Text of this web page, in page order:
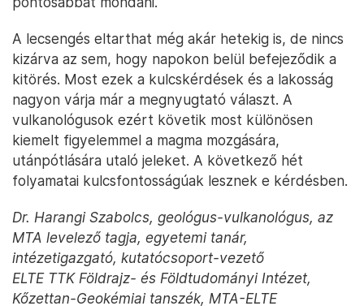
A lecsengés eltarthat még akár hetekig is, de nincs
kizárva az sem, hogy napokon belül befejeződik a
kitörés. Most ezek a kulcskérdések és a lakosság
nagyon várja már a megnyugtató választ. A
vulkanológusok ezért követik most különösen
kiemelt figyelemmel a magma mozgására,
utánpótlására utaló jeleket. A következő hét
folyamatai kulcsfontosságúak lesznek e kérdésben.
Dr. Harangi Szabolcs, geológus-vulkanológus, az
MTA levelező tagja, egyetemi tanár,
intézetigazgató, kutatócsoport-vezető
ELTE TTK Földrajz- és Földtudományi Intézet,
Kőzettan-Geokémiai tanszék, MTA-ELTE